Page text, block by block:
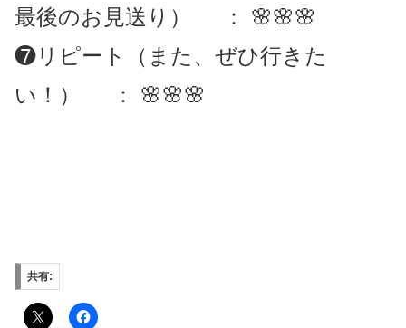
最後のお見送り） ： 🌸🌸🌸
❼リピート（また、ぜひ行きた
い！） ： 🌸🌸🌸
共有: